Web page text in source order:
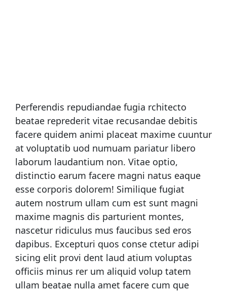
Perferendis repudiandae fugia rchitecto
beatae reprederit vitae recusandae debitis
facere quidem animi placeat maxime cuuntur
at voluptatib uod numuam pariatur libero
laborum laudantium non. Vitae optio,
distinctio earum facere magni natus eaque
esse corporis dolorem! Similique fugiat
autem nostrum ullam cum est sunt magni
maxime magnis dis parturient montes,
nascetur ridiculus mus faucibus sed eros
dapibus. Excepturi quos conse ctetur adipi
sicing elit provi dent laud atium voluptas
officiis minus rer um aliquid volup tatem
ullam beatae nulla amet facere cum que